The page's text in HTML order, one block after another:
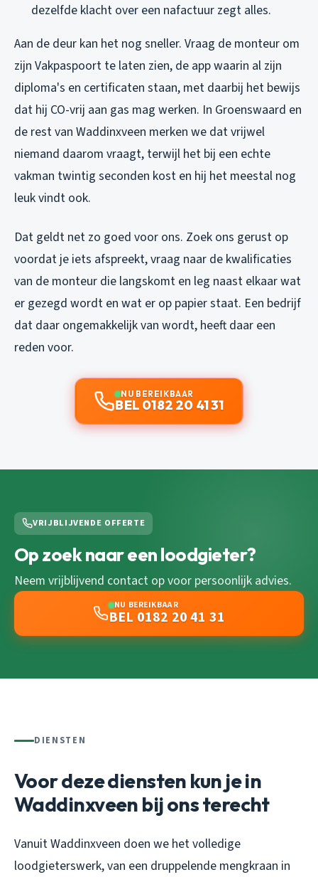
dezelfde klacht over een nafactuur zegt alles.
Aan de deur kan het nog sneller. Vraag de monteur om
zijn Vakpaspoort te laten zien, de app waarin al zijn
diploma's en certificaten staan, met daarbij het bewijs
dat hij CO-vrij aan gas mag werken. In Groenswaard en
de rest van Waddinxveen merken we dat vrijwel
niemand daarom vraagt, terwijl het bij een echte
vakman twintig seconden kost en hij het meestal nog
leuk vindt ook.
Dat geldt net zo goed voor ons. Zoek ons gerust op
voordat je iets afspreekt, vraag naar de kwalificaties
van de monteur die langskomt en leg naast elkaar wat
er gezegd wordt en wat er op papier staat. Een bedrijf
dat daar ongemakkelijk van wordt, heeft daar een
reden voor.
NU BEREIKBAAR
BEL 0182 20 41 31
VRIJBLIJVENDE OFFERTE
Op zoek naar een loodgieter?
Neem vrijblijvend contact op voor persoonlijk advies.
NU BEREIKBAAR
BEL 0182 20 41 31
DIENSTEN
Voor deze diensten kun je in
Waddinxveen bij ons terecht
Vanuit Waddinxveen doen we het volledige
loodgieterswerk, van een druppelende mengkraan in